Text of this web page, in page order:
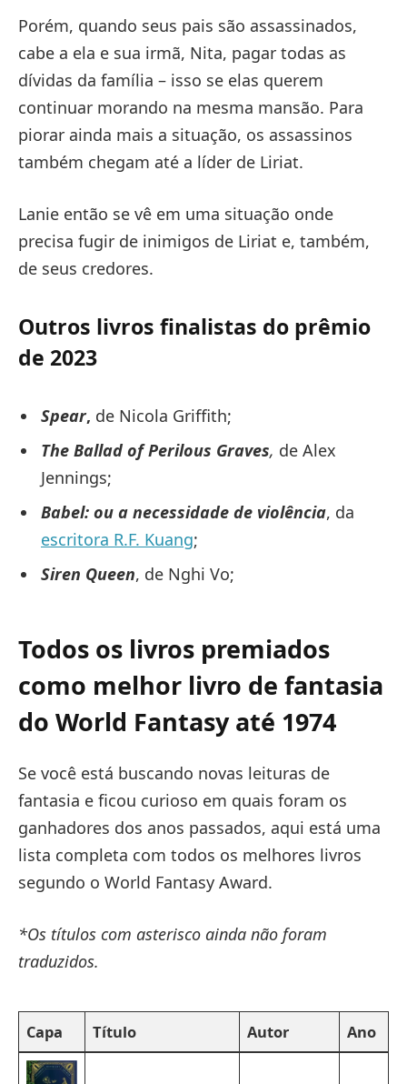
Porém, quando seus pais são assassinados,
cabe a ela e sua irmã, Nita, pagar todas as
dívidas da família – isso se elas querem
continuar morando na mesma mansão. Para
piorar ainda mais a situação, os assassinos
também chegam até a líder de Liriat.
Lanie então se vê em uma situação onde
precisa fugir de inimigos de Liriat e, também,
de seus credores.
Outros livros finalistas do prêmio
de 2023
Spear, de Nicola Griffith;
The Ballad of Perilous Graves, de Alex
Jennings;
Babel: ou a necessidade de violência, da
escritora R.F. Kuang;
Siren Queen, de Nghi Vo;
Todos os livros premiados
como melhor livro de fantasia
do World Fantasy até 1974
Se você está buscando novas leituras de
fantasia e ficou curioso em quais foram os
ganhadores dos anos passados, aqui está uma
lista completa com todos os melhores livros
segundo o World Fantasy Award.
*Os títulos com asterisco ainda não foram
traduzidos.
Capa Título Autor Ano